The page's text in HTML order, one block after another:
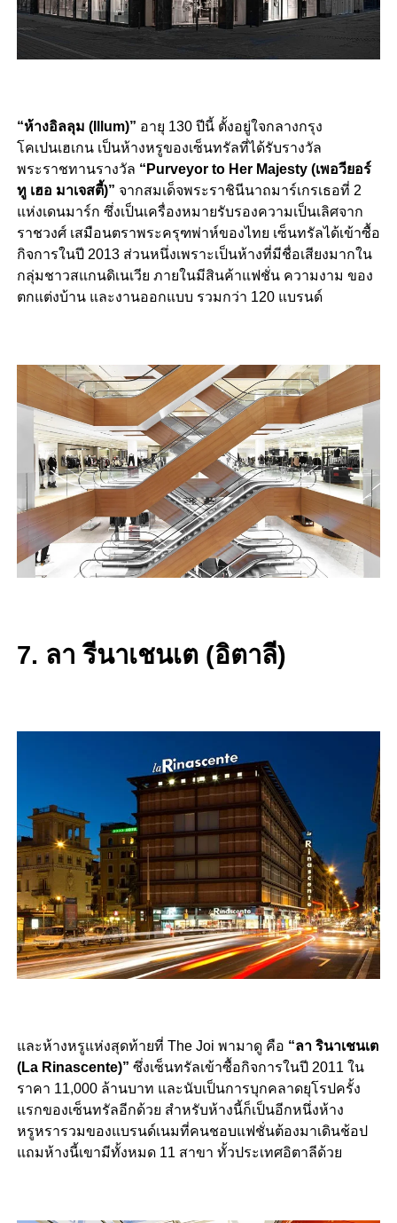
“ห้างอิลลุม (Illum)” อายุ 130 ปีนี้ ตั้งอยู่ใจกลางกรุง
โคเปนเฮเกน เป็นห้างหรูของเซ็นทรัลที่ได้รับรางวัล
พระราชทานรางวัล “Purveyor to Her Majesty (เพอวียอร์
ทู เฮอ มาเจสตี้)” จากสมเด็จพระราชินีนาถมาร์เกรเธอที่ 2
แห่งเดนมาร์ก ซึ่งเป็นเครื่องหมายรับรองความเป็นเลิศจาก
ราชวงศ์ เสมือนตราพระครุฑพ่าห์ของไทย เซ็นทรัลได้เข้าซื้อ
กิจการในปี 2013 ส่วนหนึ่งเพราะเป็นห้างที่มีชื่อเสียงมากใน
กลุ่มชาวสแกนดิเนเวีย ภายในมีสินค้าแฟชั่น ความงาม ของ
ตกแต่งบ้าน และงานออกแบบ รวมกว่า 120 แบรนด์
7. ลา รีนาเชนเต (อิตาลี)
และห้างหรูแห่งสุดท้ายที่ The Joi พามาดู คือ “ลา รินาเชนเต
(La Rinascente)” ซึ่งเซ็นทรัลเข้าซื้อกิจการในปี 2011 ใน
ราคา 11,000 ล้านบาท และนับเป็นการบุกคลาดยุโรปครั้ง
แรกของเซ็นทรัลอีกด้วย สำหรับห้างนี้ก็เป็นอีกหนึ่งห้าง
หรูหรารวมของแบรนด์เนมที่คนชอบแฟชั่นต้องมาเดินช้อป
แถมห้างนี้เขามีทั้งหมด 11 สาขา ทั้วประเทศอิตาลีด้วย